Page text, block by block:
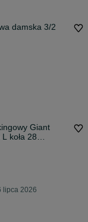
damska 3/2
Giant
lipca 2026